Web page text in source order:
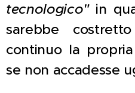
tecnologico"in
sarebbe
continuo la
se non accadesse